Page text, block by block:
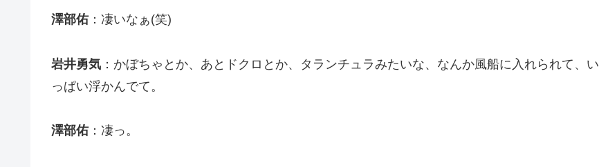
澤部佑 ：凄いなぁ(笑)
岩井勇気 ：かぼちゃとか、あとドクロとか、タランチュラみたいな、なんか風船に入れられて、い
っぱい浮かんでて。
澤部佑 ：凄っ。